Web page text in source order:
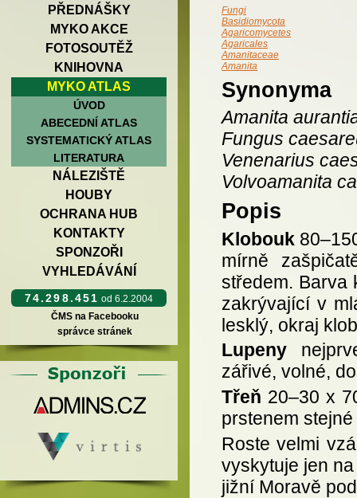
PŘEDNÁŠKY
MYKO AKCE
FOTOSOUTĚŽ
KNIHOVNA
MYKO ATLAS
ÚVOD
ABECEDNÍ ATLAS
SYSTEMATICKÝ ATLAS
LITERATURA
NÁLEZIŠTĚ
HOUBY
OCHRANA HUB
KONTAKTY
SPONZOŘI
VYHLEDÁVÁNÍ
74.298.451 od 6.2.2004
ČMS na Facebooku
správce stránek
Fungi
Basidiomycota
Agaricomycetes
Agaricales
Amanitaceae
Amanita
Synonyma
Amanita
Fungus
Venenarius
Volvoamanita
Popis
Klobouk
mírně
středem. Barva
zakrývající v
lesklý, okraj
Lupeny
zářivé, volné,
Třeň 20–30 x
prstenem
Roste velmi
vyskytuje jen
jižní Moravě